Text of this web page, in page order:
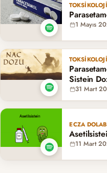
TOKSIKOLOJI
1 Mayıs
TOKSIKOLOJI
Sistein
31 Mart
ECZA
11 Mart